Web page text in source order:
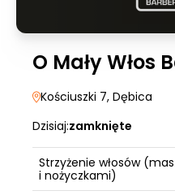
O Mały Włos
Kościuszki 7, Dębica
Dzisiaj:zamknięte
Strzyżenie włosów
i nożyczkami)